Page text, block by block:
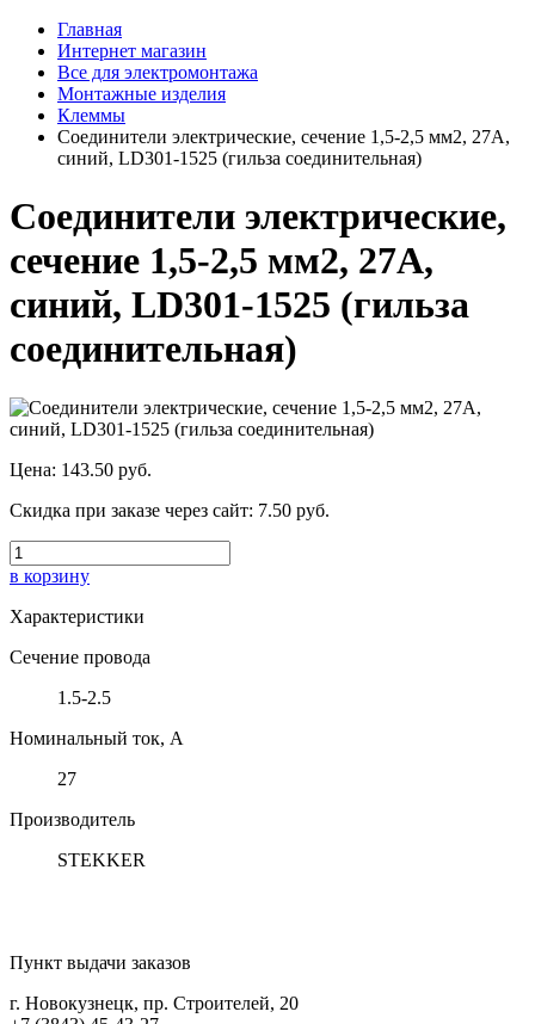
Главная
Интернет магазин
Все для электромонтажа
Монтажные изделия
Клеммы
Соединители электрические, сечение 1,5-2,5 мм2, 27A,
синий, LD301-1525 (гильза соединительная)
Соединители электрические,
сечение 1,5-2,5 мм2, 27A,
синий, LD301-1525 (гильза
соединительная)
Цена: 143.50 руб.
Скидка при заказе через сайт: 7.50 руб.
в корзину
Характеристики
Сечение провода
1.5-2.5
Номинальный ток, А
27
Производитель
STEKKER
Пункт выдачи заказов
г. Новокузнецк, пр. Строителей, 20